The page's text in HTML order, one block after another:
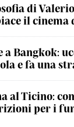
di Valerio
il cinema
a Bangkok:
e fa una
al Ticino:
per i